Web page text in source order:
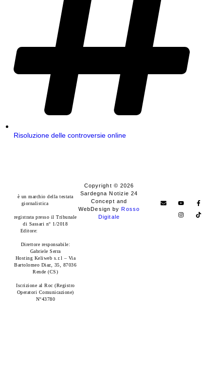
Risoluzione delle controversie online
Copyright © 2026
Sardegna Notizie 24
Concept and
WebDesign byRosso
Digitale
è un marchio della testata
giornalistica
registrata presso il Tribunale
di Sassari n° 1/2018
Editore:
Direttore responsabile:
Gabriele Serra
Hosting Keliweb s.r.l – Via
Bartolomeo Diaz, 35, 87036
Rende (CS)
Iscrizione al Roc (Registro
Operatori Comunicazione)
N°43780